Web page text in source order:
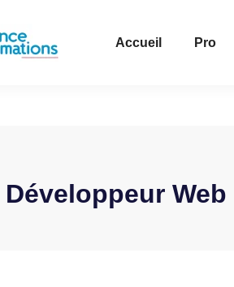
Accueil Pro
Développeur